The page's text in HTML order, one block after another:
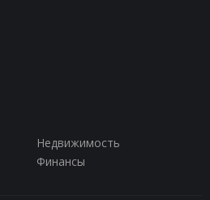
Недвижимость
Финансы